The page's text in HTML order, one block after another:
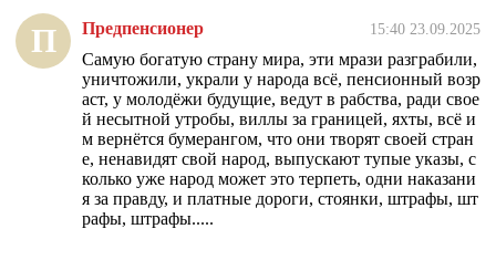
П Предпенсионер 15:40 23.09.2025
Самую богатую страну мира, эти мрази разграбили,
уничтожили, украли у народа всё, пенсионный возр
аст, у молодёжи будущие, ведут в рабства, ради свое
й несытной утробы, виллы за границей, яхты, всё и
м вернётся бумерангом, что они творят своей стран
е, ненавидят свой народ, выпускают тупые указы, с
колько уже народ может это терпеть, одни наказани
я за правду, и платные дороги, стоянки, штрафы, шт
рафы, штрафы.....